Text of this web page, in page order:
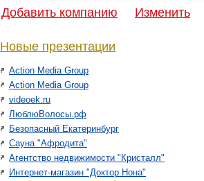
Добавить компанию Изменить
Новые презентации
Action Media Group
Action Media Group
videoek.ru
ЛюблюВолосы.рф
Безопасный Екатеринбург
Сауна "Афродита"
Агентство недвижимости "Кристалл"
Интернет-магазин "Доктор Нона"